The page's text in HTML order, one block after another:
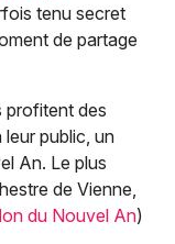
tenu secret
de partage
profitent des
public, un
An. Le plus
de Vienne,
du Nouvel An)